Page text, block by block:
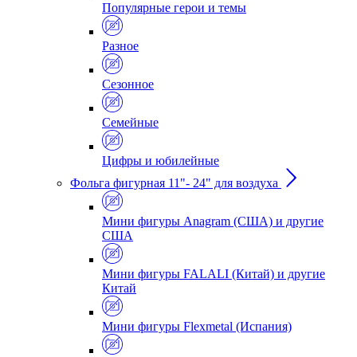
Популярные герои и темы
Разное
Сезонное
Семейные
Цифры и юбилейные
Фольга фигурная 11"- 24" для воздуха
Мини фигуры Anagram (США) и другие
США
Мини фигуры FALALI (Китай) и другие
Китай
Мини фигуры Flexmetal (Испания)